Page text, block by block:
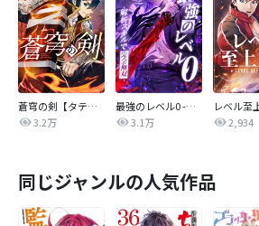
蒼穹の剣【タテヨミ】
3.2万
最強のレベル0 -解析スキルで完全無双-【タテヨミ】
3.1万
2,934
同じジャンルの人気作品